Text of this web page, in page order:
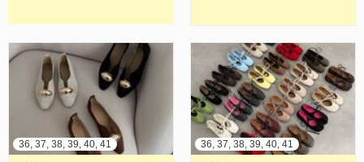
36, 37, 38, 39, 40, 41 36, 37, 38, 39, 40, 41